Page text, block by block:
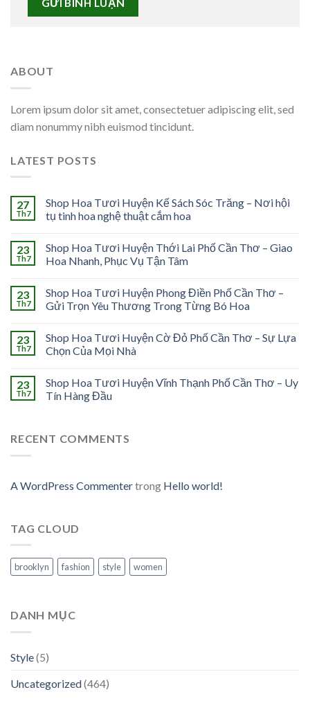
ABOUT
Lorem ipsum dolor sit amet, consectetuer adipiscing elit, sed
diam nonummy nibh euismod tincidunt.
LATEST POSTS
27
Th7
Shop Hoa Tươi Huyện Kế Sách Sóc Trăng – Nơi hội
tụ tinh hoa nghệ thuật cắm hoa
23
Th7
Shop Hoa Tươi Huyện Thới Lai Phố Cần Thơ – Giao
Hoa Nhanh, Phục Vụ Tận Tâm
23
Th7
Shop Hoa Tươi Huyện Phong Điền Phố Cần Thơ –
Gửi Trọn Yêu Thương Trong Từng Bó Hoa
23
Th7
Shop Hoa Tươi Huyện Cờ Đỏ Phố Cần Thơ – Sự Lựa
Chọn Của Mọi Nhà
23
Th7
Shop Hoa Tươi Huyện Vĩnh Thạnh Phố Cần Thơ – Uy
Tín Hàng Đầu
RECENT COMMENTS
A WordPress Commentertrong Hello world!
TAG CLOUD
brooklyn fashion style women
DANH MỤC
Style(5)
Uncategorized(464)